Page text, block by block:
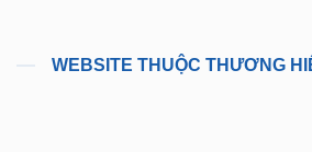
WEBSITE THUỘC THƯƠNG